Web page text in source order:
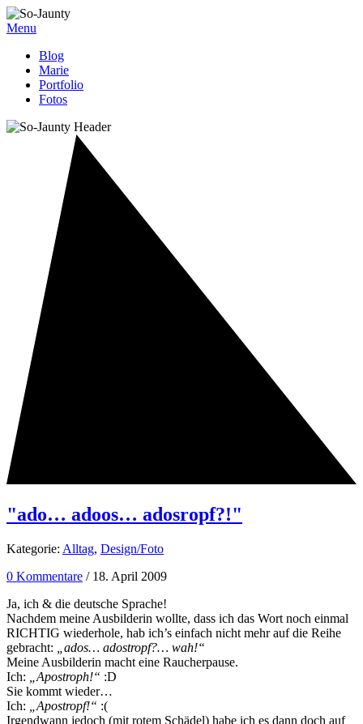
Menu
Blog
Marie
Portfolio
Fotos
"ado… adoos… adosropf?!"
Kategorie: Alltag, Design/Foto
0 Kommentare / 18. April 2009
Ja, ich & die deutsche Sprache!
Nachdem meine Ausbilderin wollte, dass ich das Wort noch einmal
RICHTIG wiederhole, hab ich’s einfach nicht mehr auf die Reihe
gebracht:
„ados… adostropf?… wah!“
Meine Ausbilderin macht eine Raucherpause.
Ich: „Apostroph!“ :D
Sie kommt wieder…
Ich:
„Apostropf!“ :(
Irgendwann jedoch (mit rotem Schädel) habe ich es dann doch auf